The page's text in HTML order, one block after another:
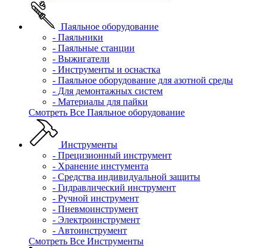
Паяльное оборудование
- Паяльники
- Паяльные станции
- Выжигатели
- Инструменты и оснастка
- Паяльное оборудование для азотной среды
- Для демонтажных систем
- Материалы для пайки
Смотреть Все Паяльное оборудование
Инструменты
- Прецизионный инструмент
- Хранение инстумента
- Средства индивидуальной защиты
- Гидравлический инструмент
- Ручной инструмент
- Пневмоинструмент
- Электроинструмент
- Автоинструмент
Смотреть Все Инструменты